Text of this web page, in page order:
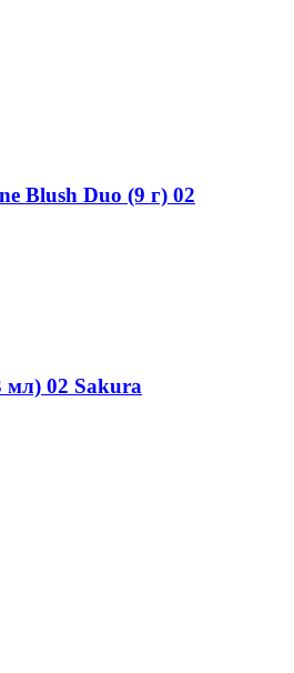
Blush Duo (9 г) 02
мл) 02 Sakura